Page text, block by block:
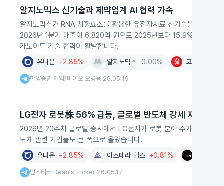
알지노믹스 신기술과 제약업계 AI 협력 가속
알지노믹스가 RNA 치환효소를 활용한 유전자치료 신기술을 발표하
2026년 1분기 매출이 6,820억 원으로 2025년보다 15.9% 증가했습
가노이드 기술 협력이 활발합니다.
유니온 +2.85% 알지노믹스 0.00% 코스맥스
한양증권 제약/바이오 오병용 26.05.19
LG전자 로봇株 56% 급등, 글로벌 반도체 강세 지속
2026년 20주차 글로벌 증시에서 LG전자가 로봇 분야 주가가 56%
도체 관련 기업들도 큰 폭으로 올랐습니다.
유니온 +2.85% 아스테라 랩스 +0.81%
딘스티커 Dean's Ticker 26.05.17